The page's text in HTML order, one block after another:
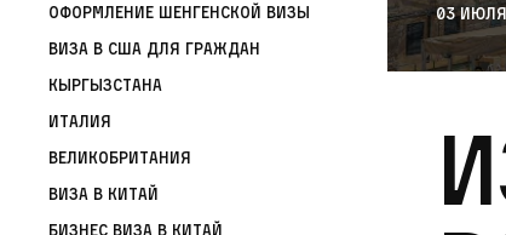
Оформление шенгенской визы
Виза в США для граждан
Кыргызстана
Италия
Великобритания
Виза в Китай
Бизнес виза в Китай
03